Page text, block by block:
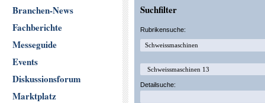
Branchen-News
Fachberichte
Messeguide
Events
Diskussionsforum
Marktplatz
Suchfilter
Rubrikensuche:
Detailsuche: